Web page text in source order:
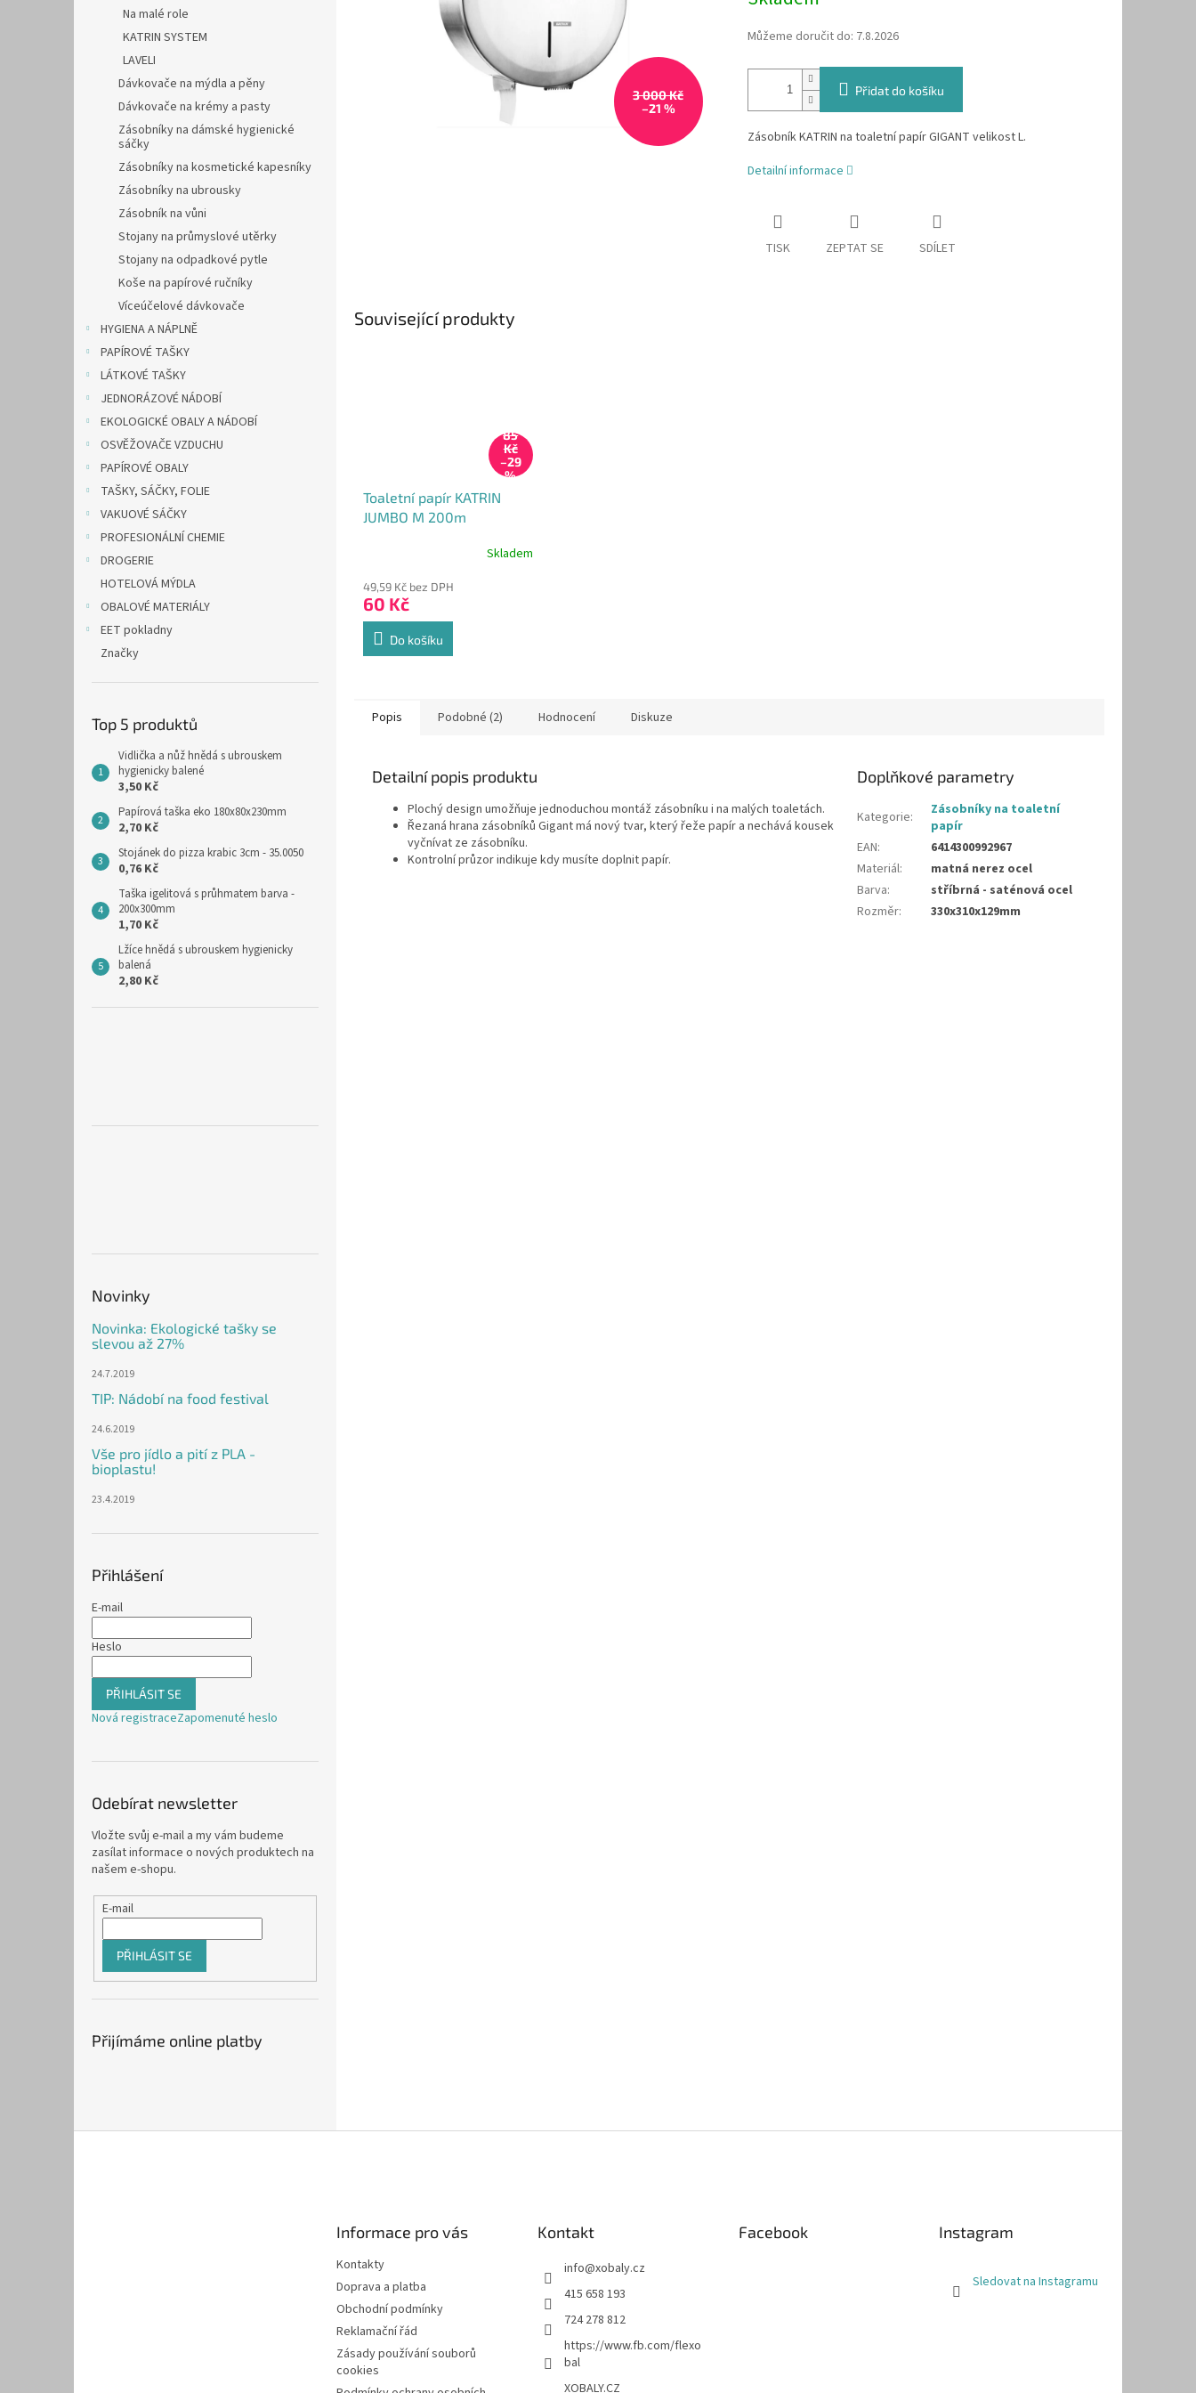
Na malé role
KATRIN SYSTEM
LAVELI
Dávkovače na mýdla a pěny
Dávkovače na krémy a pasty
Zásobníky na dámské hygienické
sáčky
Zásobníky na kosmetické kapesníky
Zásobníky na ubrousky
Zásobník na vůni
Stojany na průmyslové utěrky
Stojany na odpadkové pytle
Koše na papírové ručníky
Víceúčelové dávkovače
HYGIENA A NÁPLNĚ
PAPÍROVÉ TAŠKY
LÁTKOVÉ TAŠKY
JEDNORÁZOVÉ NÁDOBÍ
EKOLOGICKÉ OBALY A NÁDOBÍ
OSVĚŽOVAČE VZDUCHU
PAPÍROVÉ OBALY
TAŠKY, SÁČKY, FOLIE
VAKUOVÉ SÁČKY
PROFESIONÁLNÍ CHEMIE
DROGERIE
HOTELOVÁ MÝDLA
OBALOVÉ MATERIÁLY
EET pokladny
Značky
Top 5 produktů
Vidlička a nůž hnědá s ubrouskem
hygienicky balené
3,50 Kč
Papírová taška eko 180x80x230mm
2,70 Kč
Stojánek do pizza krabic 3cm - 35.0050
0,76 Kč
Taška igelitová s průhmatem barva -
200x300mm
1,70 Kč
Lžíce hnědá s ubrouskem hygienicky
balená
2,80 Kč
Novinky
Novinka: Ekologické tašky se
slevou až 27%
24.7.2019
TIP: Nádobí na food festival
24.6.2019
Vše pro jídlo a pití z PLA -
bioplastu!
23.4.2019
Přihlášení
E-mail
Heslo
PŘIHLÁSIT SE
Nová registraceZapomenuté heslo
Odebírat newsletter
Vložte svůj e-mail a my vám budeme
zasílat informace o nových produktech na
našem e-shopu.
E-mail
PŘIHLÁSIT SE
Přijímáme online platby
3 000 Kč
–21 %
Můžeme doručit do: 7.8.2026
Přidat do košíku
Zásobník KATRIN na toaletní papír GIGANT velikost L.
Detailní informace
TISK ZEPTAT SE SDÍLET
Související produkty
85
Kč
–29
%
Toaletní papír KATRIN
JUMBO M 200m
Skladem
49,59 Kč bez DPH
60 Kč
Do košíku
Popis Podobné (2) Hodnocení Diskuze
Detailní popis produktu
Plochý design umožňuje jednoduchou montáž zásobníku i na malých toaletách.
Řezaná hrana zásobníků Gigant má nový tvar, který řeže papír a nechává kousek
vyčnívat ze zásobníku.
Kontrolní průzor indikuje kdy musíte doplnit papír.
Doplňkové parametry
Kategorie:
Zásobníky na toaletní
papír
EAN:
6414300992967
Materiál:
matná nerez ocel
Barva:
stříbrná - saténová ocel
Rozměr: 330x310x129mm
Informace pro vás
Kontakty
Doprava a platba
Obchodní podmínky
Reklamační řád
Zásady používání souborů
cookies
Kontakt
info@xobaly.cz
415 658 193
724 278 812
https://www.fb.com/flexo
bal
XOBALY.CZ
Facebook Instagram
Sledovat na Instagramu